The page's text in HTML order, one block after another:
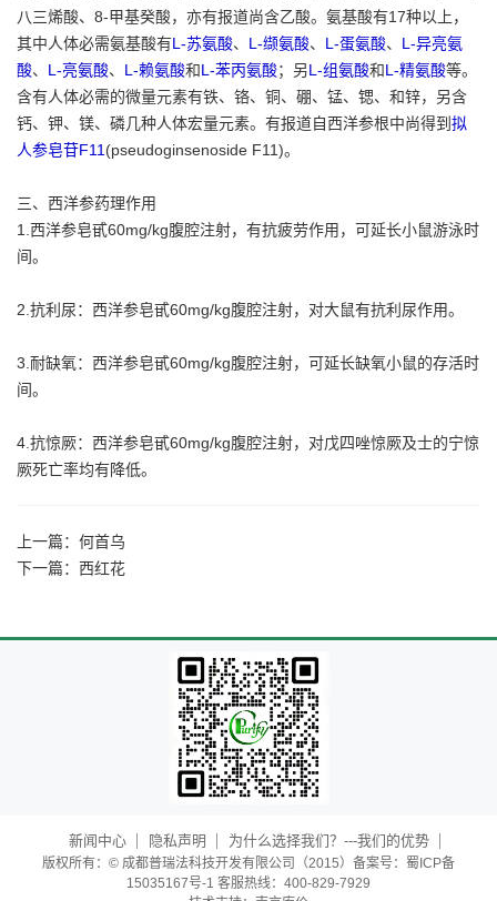
八三烯酸、8-甲基癸酸，亦有报道尚含乙酸。氨基酸有17种以上，
其中人体必需氨基酸有L-苏氨酸、 L-缬氨酸、 L-蛋氨酸、 L-异亮氨
酸、 L-亮氨酸、 L-赖氨酸和L-苯丙氨酸；另L-组氨酸和L-精氨酸等。
含有人体必需的微量元素有铁、铬、铜、硼、锰、锶、和锌，另含
钙、钾、镁、磷几种人体宏量元素。有报道自西洋参根中尚得到拟
人参皂苷F11 (pseudoginsenoside F11)。
三、西洋参药理作用
1.西洋参皂甙60mg/kg腹腔注射，有抗疲劳作用，可延长小鼠游泳时
间。
2.抗利尿：西洋参皂甙60mg/kg腹腔注射，对大鼠有抗利尿作用。
3.耐缺氧：西洋参皂甙60mg/kg腹腔注射，可延长缺氧小鼠的存活时
间。
4.抗惊厥：西洋参皂甙60mg/kg腹腔注射，对戊四唑惊厥及士的宁惊
厥死亡率均有降低。
上一篇： 何首乌
下一篇： 西红花
新闻中心 隐私声明 为什么选择我们？---我们的优势
版权所有：© 成都普瑞法科技开发有限公司（2015）备案号：蜀ICP备
15035167号-1 客服热线：400-829-7929